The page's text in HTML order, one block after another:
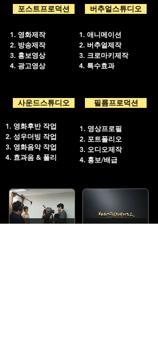
포스트프로덕션
영화제작
방송제작
홍보영상
광고영상
버추얼스튜디오
애니메이션
버추얼제작
크로마키제작
특수효과
사운드스튜디오
영화후반 작업
성우더빙 작업
영화음악 작업
효과음 & 폴리
필름프로덕션
영상프로필
포트폴리오
오디오제작
​홍보/배급